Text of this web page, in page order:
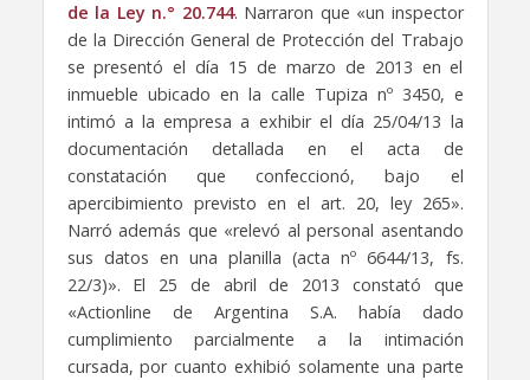
de la Ley n.° 20.744. Narraron que «un inspector
de la Dirección General de Protección del Trabajo
se presentó el día 15 de marzo de 2013 en el
inmueble ubicado en la calle Tupiza nº 3450, e
intimó a la empresa a exhibir el día 25/04/13 la
documentación detallada en el acta de
constatación que confeccionó, bajo el
apercibimiento previsto en el art. 20, ley 265».
Narró además que «relevó al personal asentando
sus datos en una planilla (acta nº 6644/13, fs.
22/3)». El 25 de abril de 2013 constató que
«Actionline de Argentina S.A. había dado
cumplimiento parcialmente a la intimación
cursada, por cuanto exhibió solamente una parte